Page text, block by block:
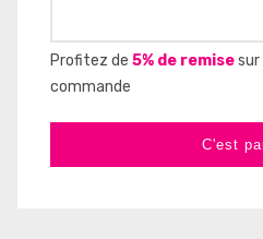
Profitez de 5% de remise
commande
C'est